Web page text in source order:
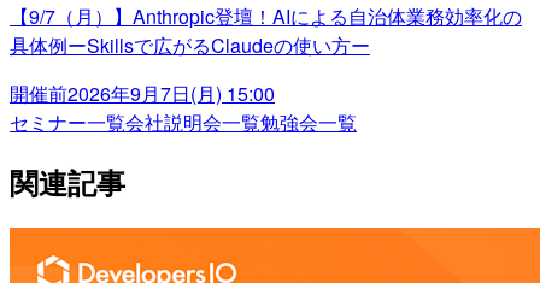
【9/7（月）】Anthropic登壇！AIによる自治体業務効率化の
具体例ーSkillsで広がるClaudeの使い方ー
開催前2026年9月7日(月) 15:00
セミナー一覧会社説明会一覧勉強会一覧
関連記事